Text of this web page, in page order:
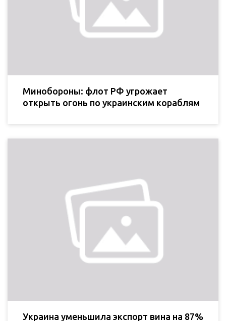
Минобороны: флот РФ угрожает
открыть огонь по украинским кораблям
Украина уменьшила экспорт вина на 87%